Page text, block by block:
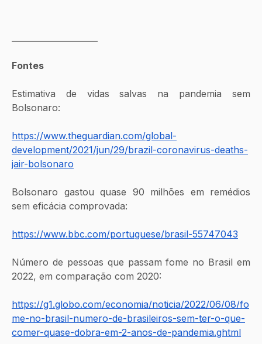
Fontes
Estimativa de vidas salvas na pandemia sem
Bolsonaro:
https://www.theguardian.com/global-
development/2021/jun/29/brazil-coronavirus-deaths-
jair-bolsonaro
Bolsonaro gastou quase 90 milhões em remédios
sem eficácia comprovada:
https://www.bbc.com/portuguese/brasil-55747043
Número de pessoas que passam fome no Brasil em
2022, em comparação com 2020:
https://g1.globo.com/economia/noticia/2022/06/08/fo
me-no-brasil-numero-de-brasileiros-sem-ter-o-que-
comer-quase-dobra-em-2-anos-de-pandemia.ghtml